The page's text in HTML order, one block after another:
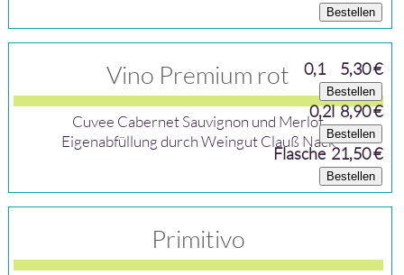
Bestellen
Vino Premium rot
Cuvee Cabernet Sauvignon und Merlot
Eigenabfüllung durch Weingut Clauß Nack
0,1 5,30 €
Bestellen
0,2l 8,90 €
Bestellen
Flasche 21,50 €
Bestellen
Primitivo